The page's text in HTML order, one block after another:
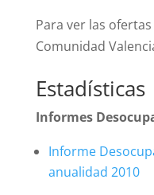
Para ver las
Comunidad
Estadísticas
Informes
Informe
anualidad 2010